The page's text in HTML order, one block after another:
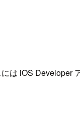
iOS Developer